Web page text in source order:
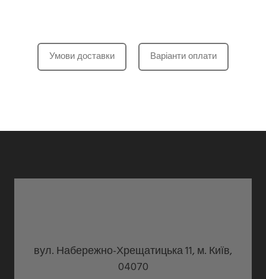
Умови доставки Варіанти оплати
вул. Набережно-Хрещатицька 11, м. Київ,
04070